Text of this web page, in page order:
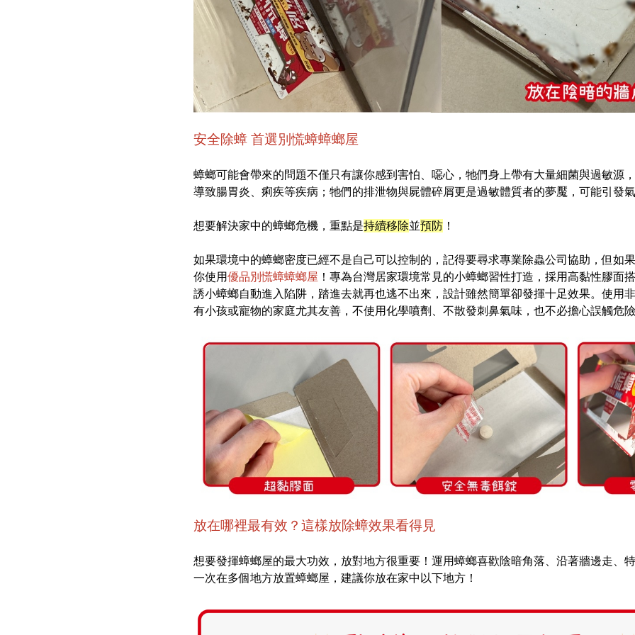
安全除蟑 首選別慌蟑蟑螂屋
蟑螂可能會帶來的問題不僅只有讓你感到害怕、噁心，牠們身上帶有大量細菌與過敏源
導致腸胃炎、痢疾等疾病；牠們的排泄物與屍體碎屑更是過敏體質者的夢魘，可能引發
想要解決家中的蟑螂危機，重點是持續移除並預防！
如果環境中的蟑螂密度已經不是自己可以控制的，記得要尋求專業除蟲公司協助，但如
你使用優品別慌蟑蟑螂屋 ！專為台灣居家環境常見的小蟑螂習性打造，採用高黏性膠面
誘小蟑螂自動進入陷阱，踏進去就再也逃不出來，設計雖然簡單卻發揮十足效果。使用
有小孩或寵物的家庭尤其友善，不使用化學噴劑、不散發刺鼻氣味，也不必擔心誤觸危
放在哪裡最有效？這樣放除蟑效果看得見
想要發揮蟑螂屋的最大功效，放對地方很重要！運用蟑螂喜歡陰暗角落、沿著牆邊走、
一次在多個地方放置蟑螂屋，建議你放在家中以下地方！